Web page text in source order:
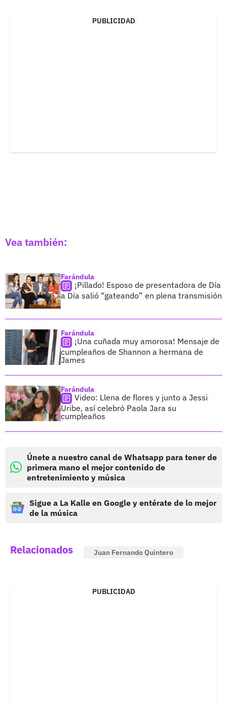
PUBLICIDAD
Vea también:
Farándula
¡Pillado! Esposo de presentadora de Día
a Día salió “gateando” en plena transmisión
Farándula
¡Una cuñada muy amorosa! Mensaje de
cumpleaños de Shannon a hermana de
James
Farándula
Video: Llena de flores y junto a Jessi
Uribe, así celebró Paola Jara su
cumpleaños
Únete a nuestro canal de Whatsapp para tener de
primera mano el mejor contenido de
entretenimiento y música
Sigue a La Kalle en Google y entérate de lo mejor
de la música
Relacionados Juan Fernando Quintero
PUBLICIDAD